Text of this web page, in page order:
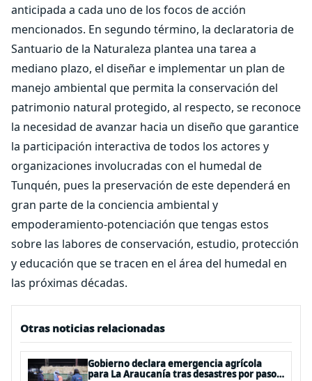
anticipada a cada uno de los focos de acción
mencionados. En segundo término, la declaratoria de
Santuario de la Naturaleza plantea una tarea a
mediano plazo, el diseñar e implementar un plan de
manejo ambiental que permita la conservación del
patrimonio natural protegido, al respecto, se reconoce
la necesidad de avanzar hacia un diseño que garantice
la participación interactiva de todos los actores y
organizaciones involucradas con el humedal de
Tunquén, pues la preservación de este dependerá en
gran parte de la conciencia ambiental y
empoderamiento-potenciación que tengas estos
sobre las labores de conservación, estudio, protección
y educación que se tracen en el área del humedal en
las próximas décadas.
Otras noticias relacionadas
Gobierno declara emergencia agrícola
para La Araucanía tras desastres por pasos